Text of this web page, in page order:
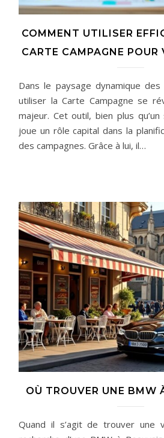
COMMENT UTILISER
CARTE CAMPAGNE POUR
Dans le paysage dynamique
utiliser la Carte Campagne se
majeur. Cet outil, bien plus
joue un rôle capital dans la
des campagnes. Grâce à lui, il…
OÙ TROUVER UNE BMW
Quand il s’agit de trouver une